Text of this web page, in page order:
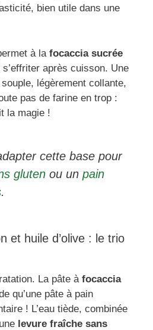
bien utile dans une
à la focaccia sucrée
après cuisson. Une
légèrement collante,
pas de farine en trop :
la magie !
cette base pour
gluten ou un pain
.
et huile d’olive : le trio
La pâte à focaccia
qu’une pâte à pain
! L’eau tiède, combinée
levure fraîche sans